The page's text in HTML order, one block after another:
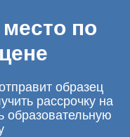
по
образец
рассрочку на
образовательную